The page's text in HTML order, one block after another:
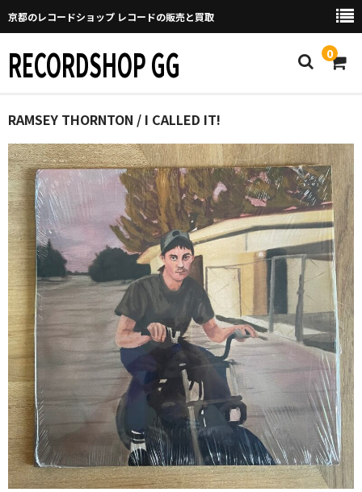
京都のレコードショップ レコードの販売と買取
RECORDSHOP GG 0
Home
マイページ
GGについて
買取について
取り置きなどについて
Categories
New Arrivals
新譜
GG RECORD （当店のレーベル）
全商品
JAZZ-US
RAMSEY THORNTON / I CALLED IT!